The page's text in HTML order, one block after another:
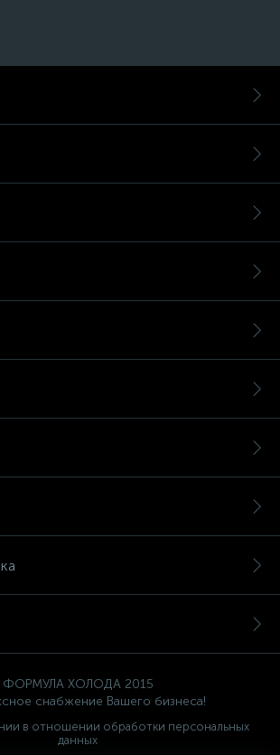
ФОРМУЛА ХОЛОДА 2015
снабжение Вашего бизнеса!
в отношении обработки персональных
данных